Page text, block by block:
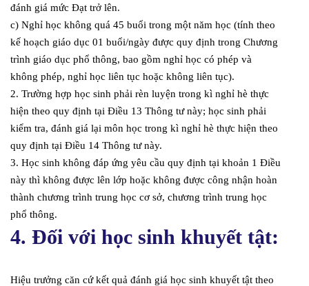
đánh giá mức Đạt trở lên.
c) Nghỉ học không quá 45 buổi trong một năm học (tính theo
kế hoạch giáo dục 01 buổi/ngày được quy định trong Chương
trình giáo dục phổ thông, bao gồm nghỉ học có phép và
không phép, nghỉ học liên tục hoặc không liên tục).
2. Trường hợp học sinh phải rèn luyện trong kì nghỉ hè thực
hiện theo quy định tại Điều 13 Thông tư này; học sinh phải
kiểm tra, đánh giá lại môn học trong kì nghỉ hè thực hiện theo
quy định tại Điều 14 Thông tư này.
3. Học sinh không đáp ứng yêu cầu quy định tại khoản 1 Điều
này thì không được lên lớp hoặc không được công nhận hoàn
thành chương trình trung học cơ sở, chương trình trung học
phổ thông.
4. Đối với học sinh khuyết tật:
Hiệu trưởng căn cứ kết quả đánh giá học sinh khuyết tật theo